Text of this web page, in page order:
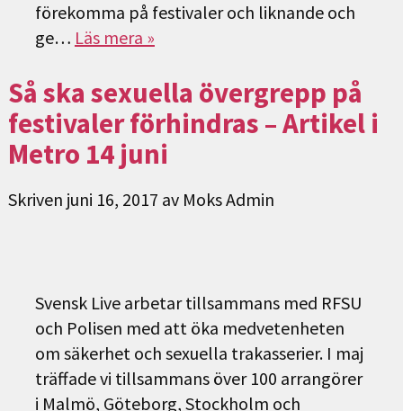
förekomma på festivaler och liknande och
ge… Läs mera »
Så ska sexuella övergrepp på
festivaler förhindras – Artikel i
Metro 14 juni
Skriven juni 16, 2017 av Moks Admin
Svensk Live arbetar tillsammans med RFSU
och Polisen med att öka medvetenheten
om säkerhet och sexuella trakasserier. I maj
träffade vi tillsammans över 100 arrangörer
i Malmö, Göteborg, Stockholm och